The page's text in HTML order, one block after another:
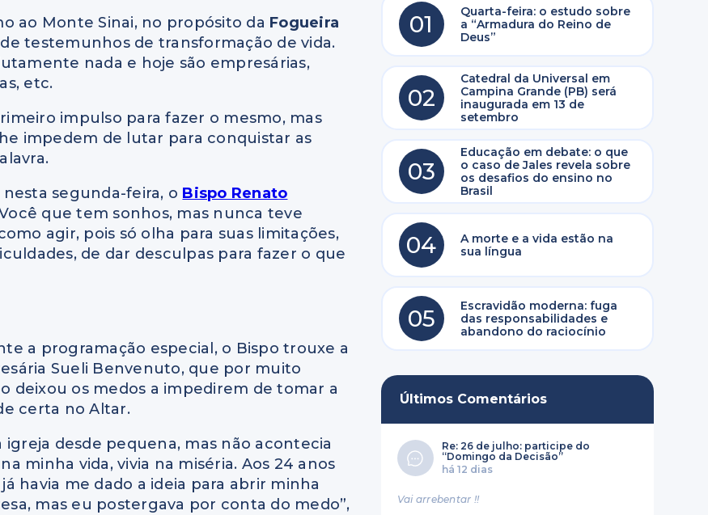
ao Monte Sinai, no propósito da Fogueira
testemunhos de transformação de vida.
nada e hoje são empresárias,
etc.
impulso para fazer o mesmo, mas
impedem de lutar para conquistar as
segunda-feira, o Bispo Renato
que tem sonhos, mas nunca teve
agir, pois só olha para suas limitações,
de dar desculpas para fazer o que
a programação especial, o Bispo trouxe a
Sueli Benvenuto, que por muito
deixou os medos a impedirem de tomar a
certa no Altar.
igreja desde pequena, mas não acontecia
minha vida, vivia na miséria. Aos 24 anos
já havia me dado a ideia para abrir minha
mas eu postergava por conta do medo”,
01
Quarta-feira: o estudo sobre
a “Armadura do Reino de
Deus”
02
Catedral da Universal em
Campina Grande (PB) será
inaugurada em 13 de
setembro
03
Educação em debate: o que
o caso de Jales revela sobre
os desafios do ensino no
Brasil
04
A morte e a vida estão na
sua língua
05
Escravidão moderna: fuga
das responsabilidades e
abandono do raciocínio
Últimos Comentários
Re: 26 de julho: participe do
“Domingo da Decisão”
há 12 dias
Vai arrebentar !!